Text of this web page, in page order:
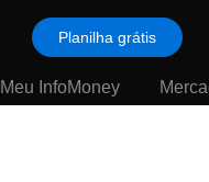
Planilha grátis
Meu InfoMoney